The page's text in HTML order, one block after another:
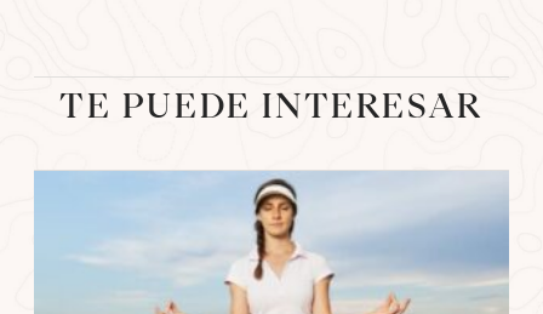
TE PUEDE INTERESAR